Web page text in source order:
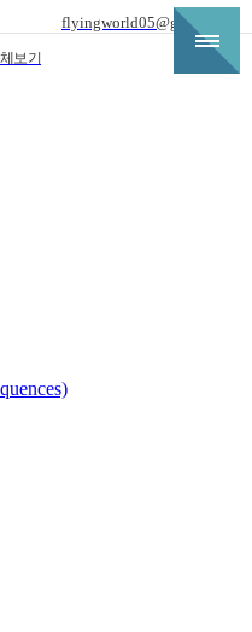
flyingworld05@gmail.com
보기